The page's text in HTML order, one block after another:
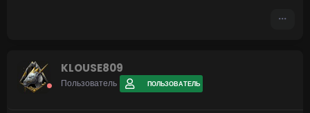
KLOUSE809
Пользователь ПОЛЬЗОВАТЕЛЬ